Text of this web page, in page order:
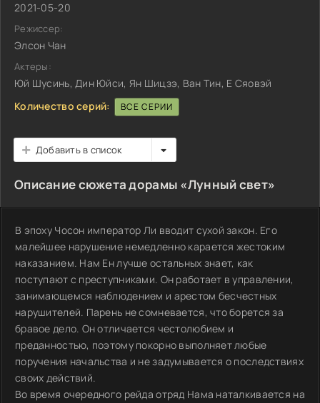
2021-05-20
Режиссер:
Элсон Чан
Актеры:
Юй Шусинь, Дин Юйси, Ян Шицзэ, Ван Тин, Е Сяовэй
Количество серий:
ВСЕ СЕРИИ
Добавить в список
Описание сюжета дорамы «Лунный свет»
В эпоху Чосон император Ли вводит сухой закон. Его
малейшее нарушение немедленно карается жестоким
наказанием. Нам Ен лучше остальных знает, как
поступают с преступниками. Он работает в управлении,
занимающемся наблюдением и арестом бесчестных
нарушителей. Парень не сомневается, что борется за
бравое дело. Он отличается честолюбием и
преданностью, поэтому покорно выполняет любые
поручения начальства и не задумывается о последствиях
своих действий.
Во время очередного рейда отряд Нама наталкивается на